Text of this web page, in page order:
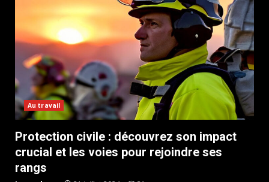
Au travail
Protection civile : découvrez son impact
crucial et les voies pour rejoindre ses
rangs